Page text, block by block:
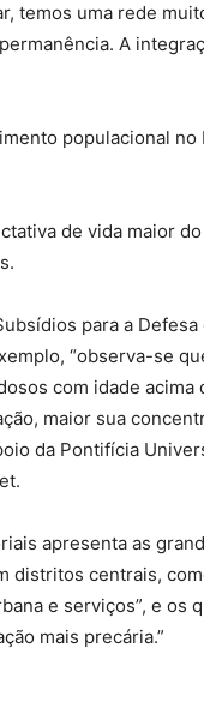
temos uma rede
A
populacional no
de vida maior
para a
“observa-se
com idade acima
maior sua
da Pontifícia
apresenta as
distritos centrais,
e serviços”, e os
mais precária.”